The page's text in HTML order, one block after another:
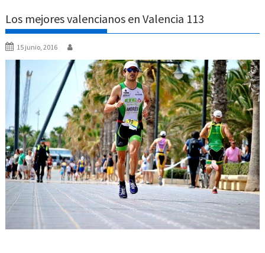
Los mejores valencianos en Valencia 113
15 junio, 2016